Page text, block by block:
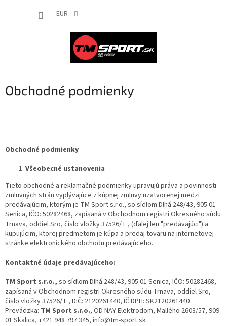
EUR
Obchodné podmienky
Obchodné podmienky
Všeobecné ustanovenia
Tieto obchodné a reklamačné podmienky upravujú práva a povinnosti
zmluvných strán vyplývajúce z kúpnej zmluvy uzatvorenej medzi
predávajúcim, ktorým je TM Sport s.r.o., so sídlom Dlhá 248/43, 905 01
Senica, IČO: 50282468, zapísaná v Obchodnom registri Okresného súdu
Trnava, oddiel Sro, číslo vložky 37526/T , (ďalej len "predávajúci") a
kupujúcim, ktorej predmetom je kúpa a predaj tovaru na internetovej
stránke elektronického obchodu predávajúceho.
Kontaktné údaje predávajúceho:
TM Sport s.r.o., so sídlom Dlhá 248/43, 905 01 Senica, IČO: 50282468,
zapísaná v Obchodnom registri Okresného súdu Trnava, oddiel Sro,
číslo vložky 37526/T , DIČ: 2120261440, IČ DPH: SK2120261440
Prevádzka: TM Sport s.r.o., OD NAY Elektrodom, Mallého 2603/57, 909
01 Skalica, +421 948 797 345, info@tm-sport.sk